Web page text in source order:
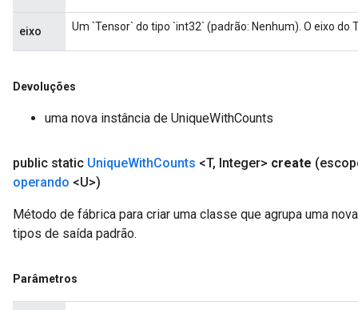
eixo Um `Tensor` do tipo `int32` (padrão: Nenhum). O eixo
Devoluções
uma nova instância de UniqueWithCounts
public static UniqueWithCounts <T, Integer> create
operando <U>)
Método de fábrica para criar uma classe que agrupa uma
tipos de saída padrão.
Parâmetros